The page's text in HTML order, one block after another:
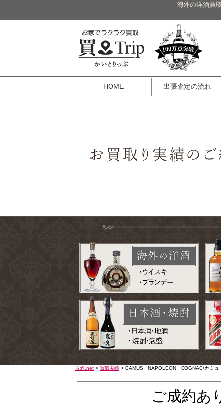
海外の洋酒買
HOME 出張査定の流れ
古酒.net > 買取実績 > CAMUS・NAPOLEON・COGNAC/カミ
ご成約あ